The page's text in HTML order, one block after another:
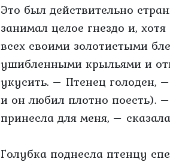
Это был действительно
занимал целое гнездо и,
всех своими золотистыми
ушибленными крыльями и
укусить. – Птенец голоден,
и он любил плотно поесть).
принесла для меня, –
Голубка поднесла птенцу